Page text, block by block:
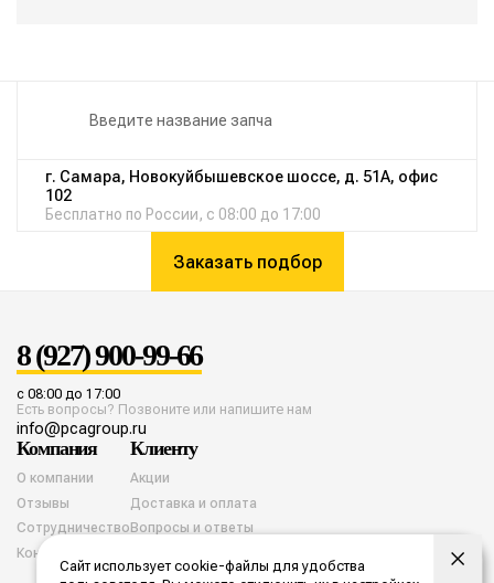
г. Самара, Новокуйбышевское шоссе, д. 51А, офис
102
Бесплатно по России, с 08:00 до 17:00
Заказать подбор
8 (927) 900-99-66
с 08:00 до 17:00
Есть вопросы? Позвоните или напишите нам
info@pcagroup.ru
Компания
О компании
Отзывы
Сотрудничество
Контакты
Клиенту
Акции
Доставка и оплата
Вопросы и ответы
Сайт использует cookie-файлы для удобства